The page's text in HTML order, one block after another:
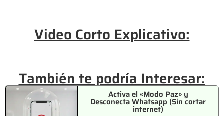
Video Corto Explicativo:
También te podría Interesar:
Activa el «Modo Paz» y
Desconecta Whatsapp (Sin cortar
internet)